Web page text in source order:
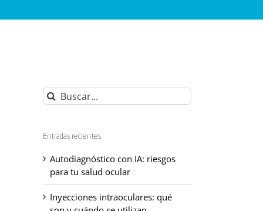
Buscar:
Entradas recientes
Autodiagnóstico con IA: riesgos
para tu salud ocular
Inyecciones intraoculares: qué